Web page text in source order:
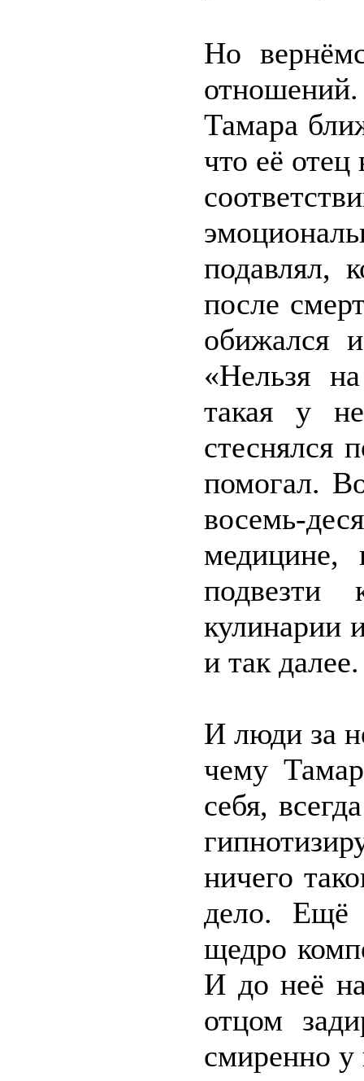
Но
Тамара
что её
подавлял,
после
обижался
«Нельзя
такая у
стеснялся
помогал.
восемь-
медицине,
кулинарии
и так далее.
И люди за
чему
себя,
ничего
дело. Ещё
щедро
И до неё
отцом
смиренно у